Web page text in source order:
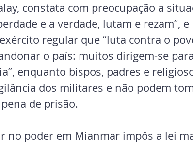
constata com preocupação a
e a verdade, lutam e rezam”,
regular que “luta contra o
o país: muitos dirigem-se
enquanto bispos, padres e
dos militares e não podem
de prisão.
no poder em Mianmar impôs a lei